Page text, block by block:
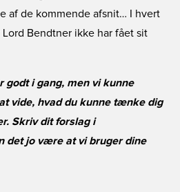
af de kommende afsnit… I hvert
Bendtner ikke har fået sit
godt i gang, men vi kunne
vide, hvad du kunne tænke dig
Skriv dit forslag i
det jo være at vi bruger dine